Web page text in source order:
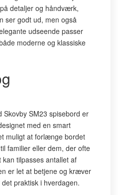
detaljer og håndværk,
ser godt ud, men også
udseende passer
moderne og klassiske
Skovby SM23 spisebord er
med en smart
muligt at forlænge bordet
familier eller dem, der ofte
tilpasses antallet af
er let at betjene og kræver
praktisk i hverdagen.